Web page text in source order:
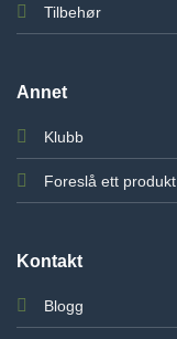
Tilbehør
Annet
Klubb
Foreslå ett produkt
Kontakt
Blogg